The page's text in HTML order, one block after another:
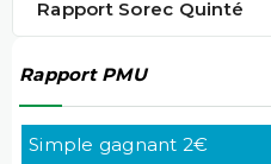
Rapport Sorec Quinté
Rapport PMU
Simple gagnant 2€